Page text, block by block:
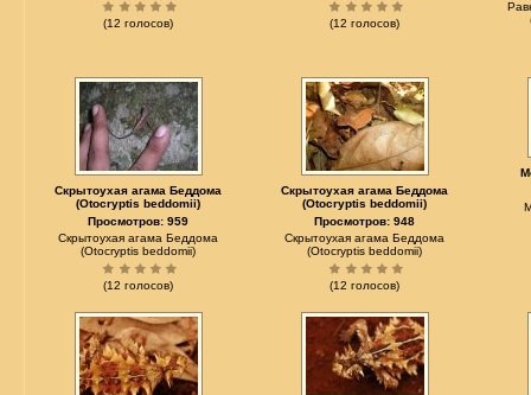
(12 голосов) (12 голосов)
Скрытоухая агама Беддома
(Otocryptis beddomii)
Просмотров: 959
Скрытоухая агама Беддома
(Otocryptis beddomii)
(12 голосов)
Скрытоухая агама Беддома
(Otocryptis beddomii)
Просмотров: 948
Скрытоухая агама Беддома
(Otocryptis beddomii)
(12 голосов)